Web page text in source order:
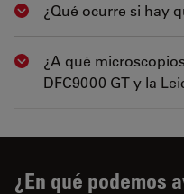
Show answer
¿Qué ocurre si hay
Show answer
¿A qué
DFC9000 GT y la
¿En qué podemos